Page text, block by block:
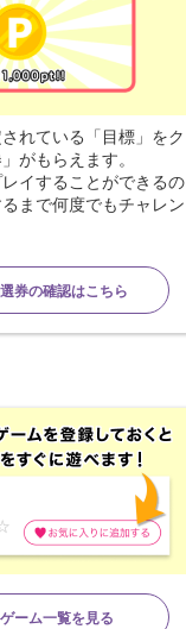
れている「目標」をク
がもらえます。
イすることができるの
まで何度でもチャレン
券の確認はこちら
ーム一覧を見る